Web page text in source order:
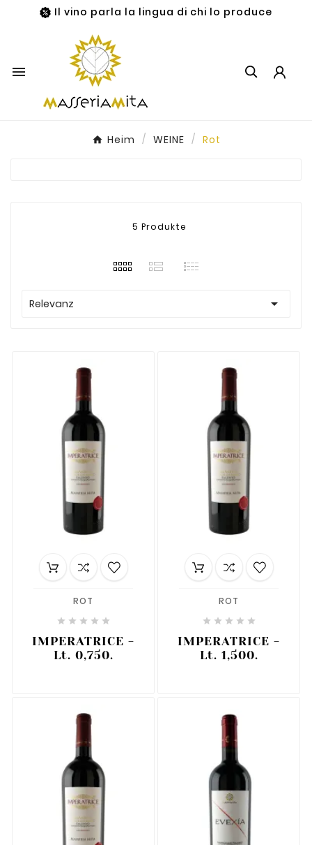
Il vino parla la lingua di chi lo produce

Heim WEINE Rot
5 Produkte
Relevanz 
ROT
    
IMPERATRICE -
Lt. 0,750.
ROT
    
IMPERATRICE -
Lt. 1,500.